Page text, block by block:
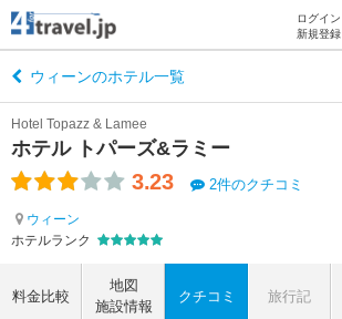
ログイン
新規登録
ウィーンのホテル一覧
ホテル トパーズ&ラミー
Hotel Topazz & Lamee
3.23 2件のクチコミ
ウィーン
ホテルランク
料金比較
地図
施設情報
クチコミ 旅行記